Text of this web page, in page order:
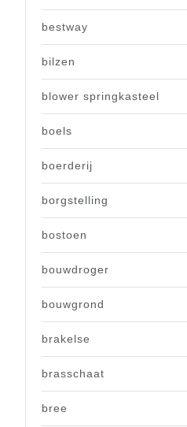
bestway
bilzen
blower springkasteel
boels
boerderij
borgstelling
bostoen
bouwdroger
bouwgrond
brakelse
brasschaat
bree